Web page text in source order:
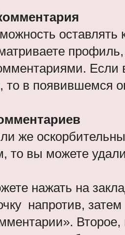
Если
то в появившемся
же
то вы можете
нажать на
напротив,